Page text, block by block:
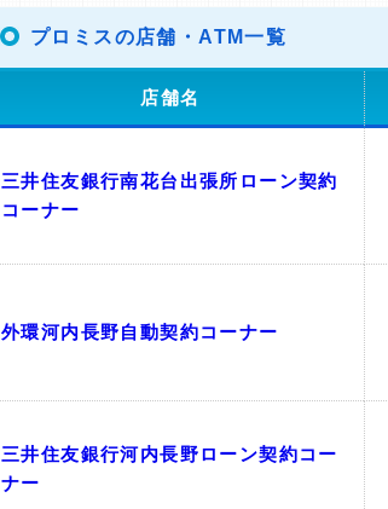
プロミスの店舗・ATM一覧
店舗名
三井住友銀行南花台出張所ローン契約
コーナー
外環河内長野自動契約コーナー
三井住友銀行河内長野ローン契約コー
ナー